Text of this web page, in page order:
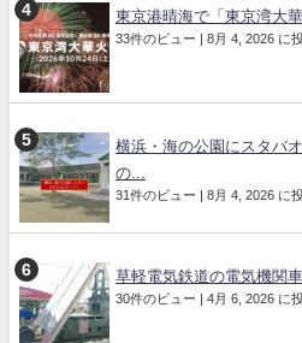
東京港晴海で「東京湾大
33件のビュー | 8月 4, 2026 に
横浜・海の公園にスタバ
の...
31件のビュー | 8月 4, 2026 に
草軽電気鉄道の電気機関
30件のビュー | 4月 6, 2026 に